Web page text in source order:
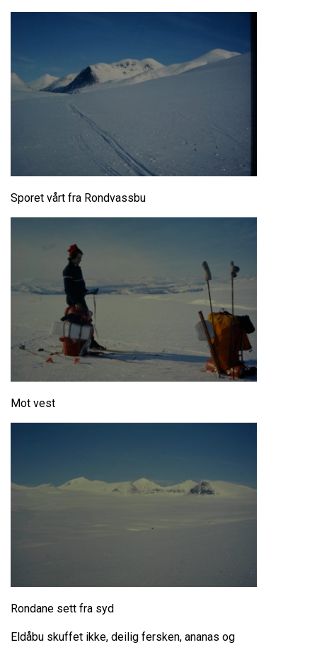
Sporet vårt fra Rondvassbu
Mot vest
Rondane sett fra syd
Eldåbu skuffet ikke, deilig fersken, ananas og